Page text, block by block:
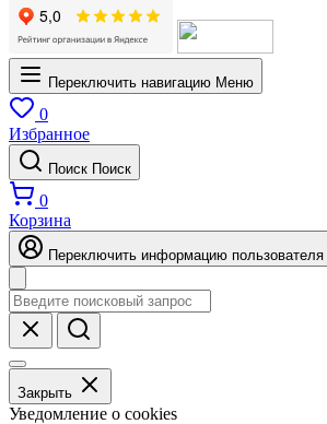
Переключить навигацию Меню
0
Избранное
Поиск Поиск
0
Корзина
Переключить информацию пользователя
Закрыть
Уведомление о cookies